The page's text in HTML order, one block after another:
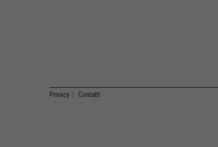
Privacy Contatti